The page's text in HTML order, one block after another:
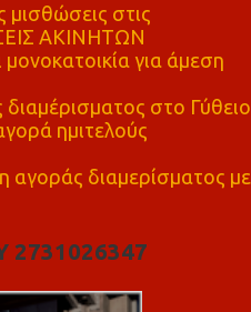
μισθώσεις στις
ΑΚΙΝΗΤΩΝ
για άμεση
στο Γύθειο
ημιτελούς
αγοράς διαμερίσματος με